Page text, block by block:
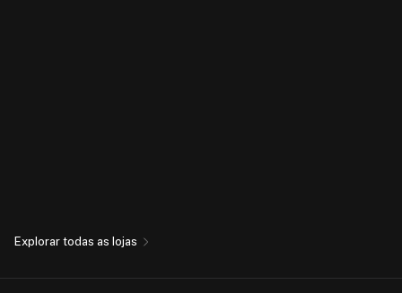
Explorar todas as lojas